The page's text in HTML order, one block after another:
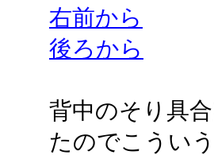
右前から
後ろから
背中のそり具
たのでこうい